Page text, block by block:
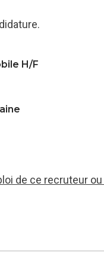
H/F
de ce recruteur